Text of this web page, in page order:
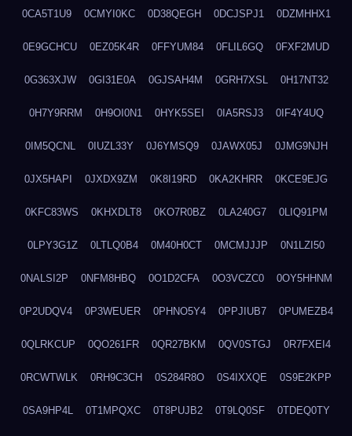
0CA5T1U9 0CMYI0KC 0D38QEGH 0DCJSPJ1 0DZMHHX1
0E9GCHCU 0EZ05K4R 0FFYUM84 0FLIL6GQ 0FXF2MUD
0G363XJW 0GI31E0A 0GJSAH4M 0GRH7XSL 0H17NT32
0H7Y9RRM 0H9OI0N1 0HYK5SEI 0IA5RSJ3 0IF4Y4UQ
0IM5QCNL 0IUZL33Y 0J6YMSQ9 0JAWX05J 0JMG9NJH
0JX5HAPI 0JXDX9ZM 0K8I19RD 0KA2KHRR 0KCE9EJG
0KFC83WS 0KHXDLT8 0KO7R0BZ 0LA240G7 0LIQ91PM
0LPY3G1Z 0LTLQ0B4 0M40H0CT 0MCMJJJP 0N1LZI50
0NALSI2P 0NFM8HBQ 0O1D2CFA 0O3VCZC0 0OY5HHNM
0P2UDQV4 0P3WEUER 0PHNO5Y4 0PPJIUB7 0PUMEZB4
0QLRKCUP 0QO261FR 0QR27BKM 0QV0STGJ 0R7FXEI4
0RCWTWLK 0RH9C3CH 0S284R8O 0S4IXXQE 0S9E2KPP
0SA9HP4L 0T1MPQXC 0T8PUJB2 0T9LQ0SF 0TDEQ0TY